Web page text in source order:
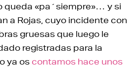
queda «pa´siempre»… y si
a Rojas, cuyo incidente con
gruesas que luego le
registradas para la
ya os contamos hace unos